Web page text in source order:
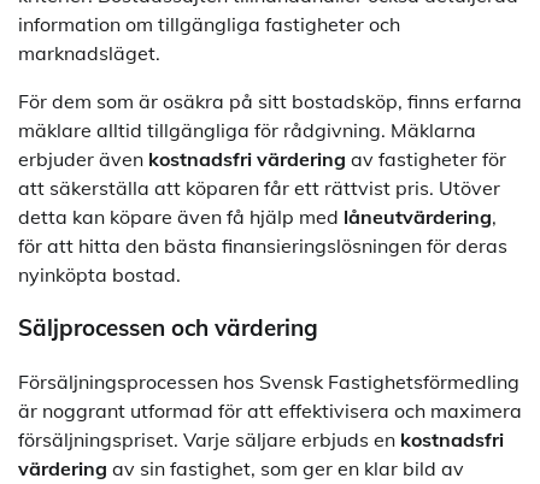
information om tillgängliga fastigheter och
marknadsläget.
För dem som är osäkra på sitt bostadsköp, finns erfarna
mäklare alltid tillgängliga för rådgivning. Mäklarna
erbjuder även kostnadsfri värdering av fastigheter för
att säkerställa att köparen får ett rättvist pris. Utöver
detta kan köpare även få hjälp med låneutvärdering,
för att hitta den bästa finansieringslösningen för deras
nyinköpta bostad.
Säljprocessen och värdering
Försäljningsprocessen hos Svensk Fastighetsförmedling
är noggrant utformad för att effektivisera och maximera
försäljningspriset. Varje säljare erbjuds en kostnadsfri
värdering av sin fastighet, som ger en klar bild av